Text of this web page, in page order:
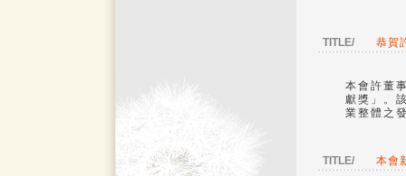
TITLE/ 恭賀
本會許董
獻獎」。
業整體之
TITLE/ 本會